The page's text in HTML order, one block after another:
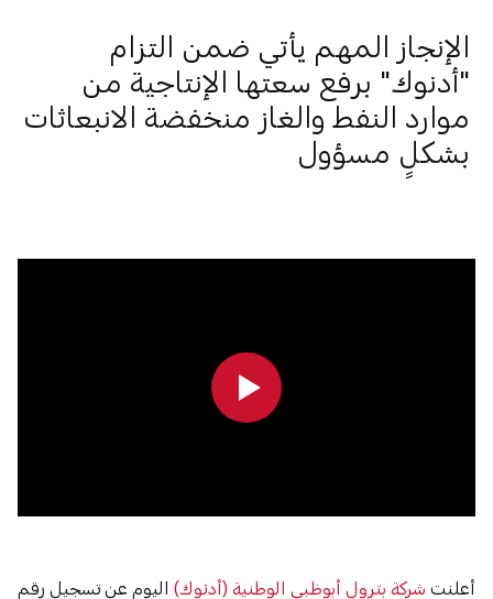
الإنجاز المهم يأتي ضمن التزام
"أدنوك" برفع سعتها الإنتاجية من
موارد النفط والغاز منخفضة الانبعاثات
بشكلٍ مسؤول
أعلنتشركة بترول أبوظبي الوطنية (أدنوك)اليوم عن تسجيل رقم